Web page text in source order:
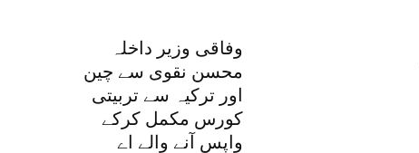
وفاقی وزیر داخلہ
محسن نقوی سے چین
اور ترکیہ سے تربیتی
کورس مکمل کرکے
واپس آنے والے اے